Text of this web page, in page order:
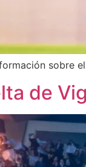
sobre
de